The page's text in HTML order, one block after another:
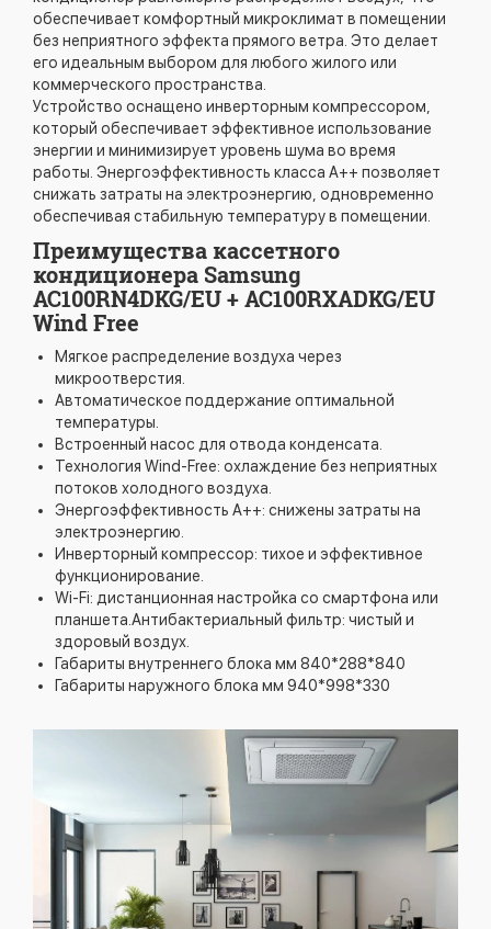
обеспечивает комфортный микроклимат в помещении
без неприятного эффекта прямого ветра. Это делает
его идеальным выбором для любого жилого или
коммерческого пространства.
Устройство оснащено инверторным компрессором,
который обеспечивает эффективное использование
энергии и минимизирует уровень шума во время
работы. Энергоэффективность класса A++ позволяет
снижать затраты на электроэнергию, одновременно
обеспечивая стабильную температуру в помещении.
Преимущества кассетного
кондиционера Samsung
AC100RN4DKG/EU + AC100RXADKG/EU
Wind Free
Мягкое распределение воздуха через
микроотверстия.
Автоматическое поддержание оптимальной
температуры.
Встроенный насос для отвода конденсата.
Технология Wind-Free: охлаждение без неприятных
потоков холодного воздуха.
Энергоэффективность A++: снижены затраты на
электроэнергию.
Инверторный компрессор: тихое и эффективное
функционирование.
Wi-Fi: дистанционная настройка со смартфона или
планшета.Антибактериальный фильтр: чистый и
здоровый воздух.
Габариты внутреннего блока мм 840*288*840
Габариты наружного блока мм 940*998*330